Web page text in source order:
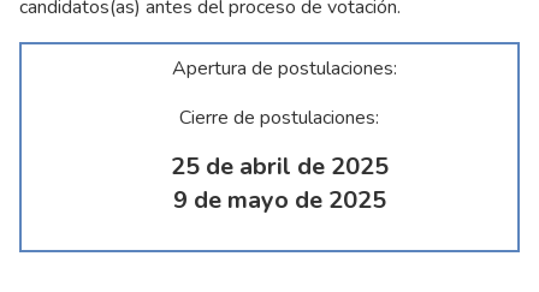
candidatos(as) antes del proceso de votación.
Apertura de postulaciones:
Cierre de postulaciones:
25 de abril de 2025
9 de mayo de 2025